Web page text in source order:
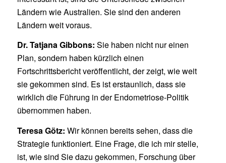
Ländern wie Australien. Sie sind den anderen
Ländern weit voraus.
Dr. Tatjana Gibbons: Sie haben nicht nur einen
Plan, sondern haben kürzlich einen
Fortschrittsbericht veröffentlicht, der zeigt, wie weit
sie gekommen sind. Es ist erstaunlich, dass sie
wirklich die Führung in der Endometriose-Politik
übernommen haben.
Teresa Götz: Wir können bereits sehen, dass die
Strategie funktioniert. Eine Frage, die ich mir stelle,
ist, wie sind Sie dazu gekommen, Forschung über